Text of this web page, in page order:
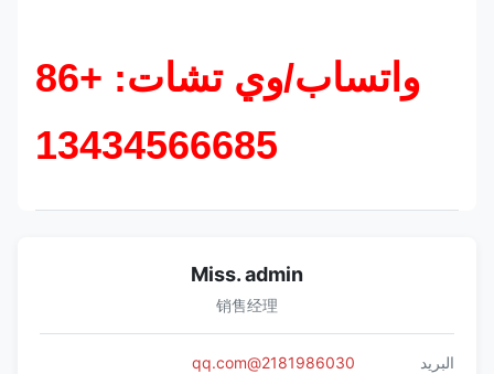
واتساب/وي تشات: +86
13434566685
Miss. admin
销售经理
البريد
2181986030@qq.com